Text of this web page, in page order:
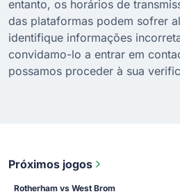
entanto, os horários de
das plataformas podem sofrer
identifique informações
convidamo-lo a entrar em
possamos proceder à sua
Próximos jogos
Rotherham vs West Brom